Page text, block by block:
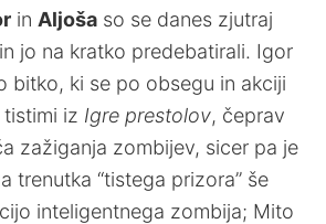
in Aljoša so se danes zjutraj
jo na kratko predebatirali. Igor
bitko, ki se po obsegu in akciji
iz Igre prestolov, čeprav
zažiganja zombijev, sicer pa je
trenutka “tistega prizora” še
inteligentnega zombija; Mito